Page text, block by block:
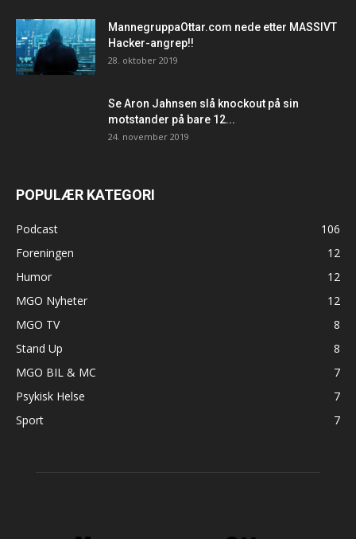
MannegruppaOttar.com nede etter MASSIVT
Hacker-angrep!!
28. oktober 2019
Se Aron Jahnsen slå knockout på sin
motstander på bare 12...
24. november 2019
POPULÆR KATEGORI
Podcast
106
Foreningen
12
Humor
12
MGO Nyheter
12
MGO TV
8
Stand Up
8
MGO BIL & MC
7
Psykisk Helse
7
Sport
7